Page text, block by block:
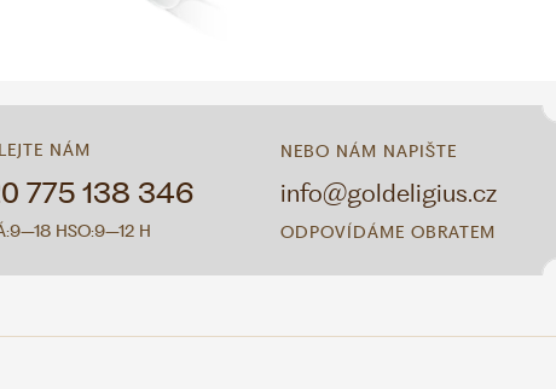
NÁM
775 138 346
9–18 HSO:9–12 H
NEBO NÁM NAPIŠTE
info@goldeligius.cz
ODPOVÍDÁME OBRATEM